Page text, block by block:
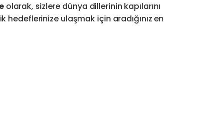
olarak, sizlere dünya dillerinin kapılarını
ulaşmak için aradığınız en